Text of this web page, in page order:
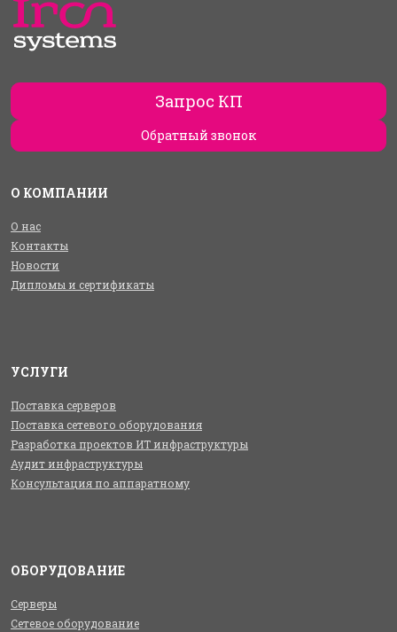
Запрос КП
Обратный звонок
О КОМПАНИИ
О нас
Контакты
Новости
Дипломы и сертификаты
УСЛУГИ
Поставка серверов
Поставка сетевого оборудования
Разработка проектов ИТ инфраструктуры
Аудит инфраструктуры
Консультация по аппаратному
ОБОРУДОВАНИЕ
Серверы
Сетевое оборудование